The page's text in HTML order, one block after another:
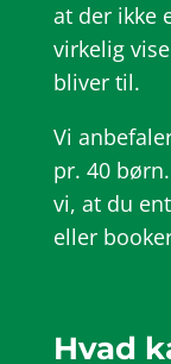
at der ikke
virkelig
bliver til.
Vi
pr. 40
vi, at du
eller
Hvad